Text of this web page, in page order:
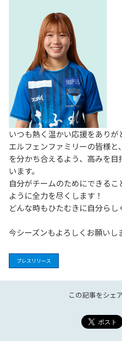
いつも熱く温かい応援をありが
エルフェンファミリーの皆様
を分かち合えるよう、高みを目
います。
自分がチームのためにできる
ように全力を尽くします！
どんな時もひたむきに自分らし
今シーズンもよろしくお願いし
プレスリリース
この記事をシェ